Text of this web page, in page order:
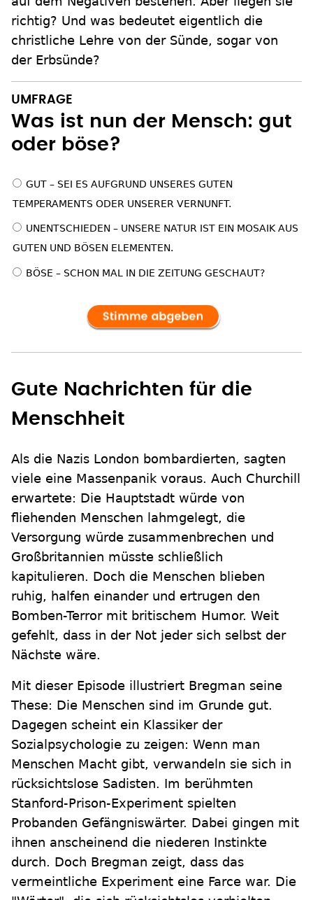
richtig? Und was bedeutet eigentlich die
christliche Lehre von der Sünde, sogar von
der Erbsünde?
UMFRAGE
Was ist nun der Mensch: gut
oder böse?
GUT – SEI ES AUFGRUND UNSERES GUTEN
TEMPERAMENTS ODER UNSERER VERNUNFT.
UNENTSCHIEDEN – UNSERE NATUR IST EIN MOSAIK AUS
GUTEN UND BÖSEN ELEMENTEN.
BÖSE – SCHON MAL IN DIE ZEITUNG GESCHAUT?
Gute Nachrichten für die
Menschheit
Als die Nazis London bombardierten, sagten
viele eine Massenpanik voraus. Auch Churchill
erwartete: Die Hauptstadt würde von
fliehenden Menschen lahmgelegt, die
Versorgung würde zusammenbrechen und
Großbritannien müsste schließlich
kapitulieren. Doch die Menschen blieben
ruhig, halfen einander und ertrugen den
Bomben-Terror mit britischem Humor. Weit
gefehlt, dass in der Not jeder sich selbst der
Nächste wäre.
Mit dieser Episode illustriert Bregman seine
These: Die Menschen sind im Grunde gut.
Dagegen scheint ein Klassiker der
Sozialpsychologie zu zeigen: Wenn man
Menschen Macht gibt, verwandeln sie sich in
rücksichtslose Sadisten. Im berühmten
Stanford-Prison-Experiment spielten
Probanden Gefängniswärter. Dabei gingen mit
ihnen anscheinend die niederen Instinkte
durch. Doch Bregman zeigt, dass das
vermeintliche Experiment eine Farce war. Die